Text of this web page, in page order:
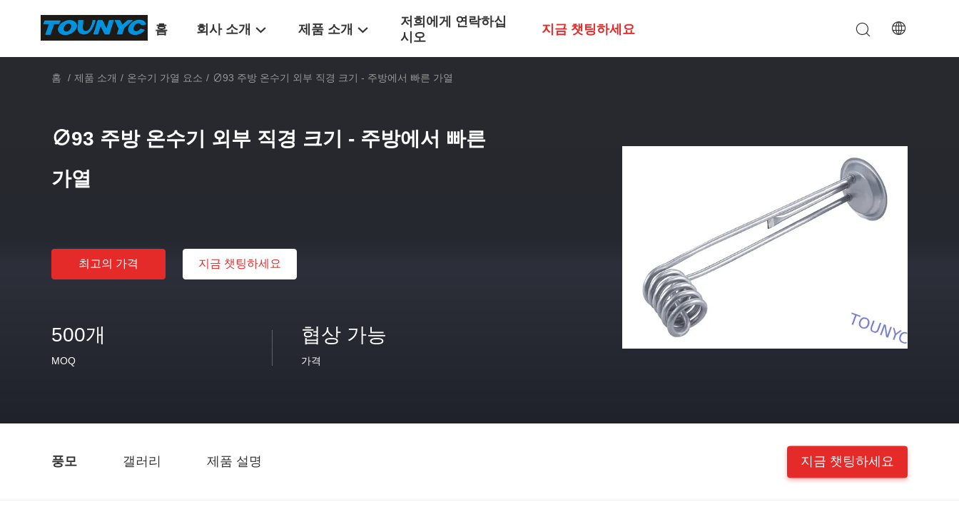
홈 회사 소개 제품 소개
저희에게 연락하십
시오
지금 챗팅하세요
홈 / 제품 소개 / 온수기 가열 요소 / ∅93 주방 온수기 외부 직경 크기 - 주방에서 빠른 가열
∅93 주방 온수기 외부 직경 크기 - 주방에서 빠른
가열
최고의 가격 지금 챗팅하세요
500개
MOQ
협상 가능
가격
풍모 갤러리 제품 설명 지금 챗팅하세요